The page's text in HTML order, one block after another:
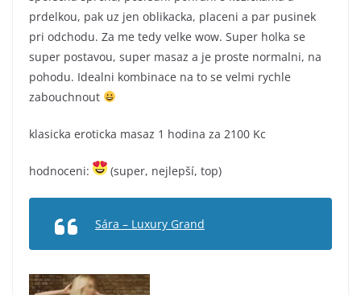
prdelkou, pak uz jen oblikacka, placeni a par pusinek
pri odchodu. Za me tedy velke wow. Super holka se
super postavou, super masaz a je proste normalni, na
pohodu. Idealni kombinace na to se velmi rychle
zabouchnout
klasicka eroticka masaz 1 hodina za 2100 Kc
hodnoceni: (super, nejlepší, top)
Sára – Luxury Grand